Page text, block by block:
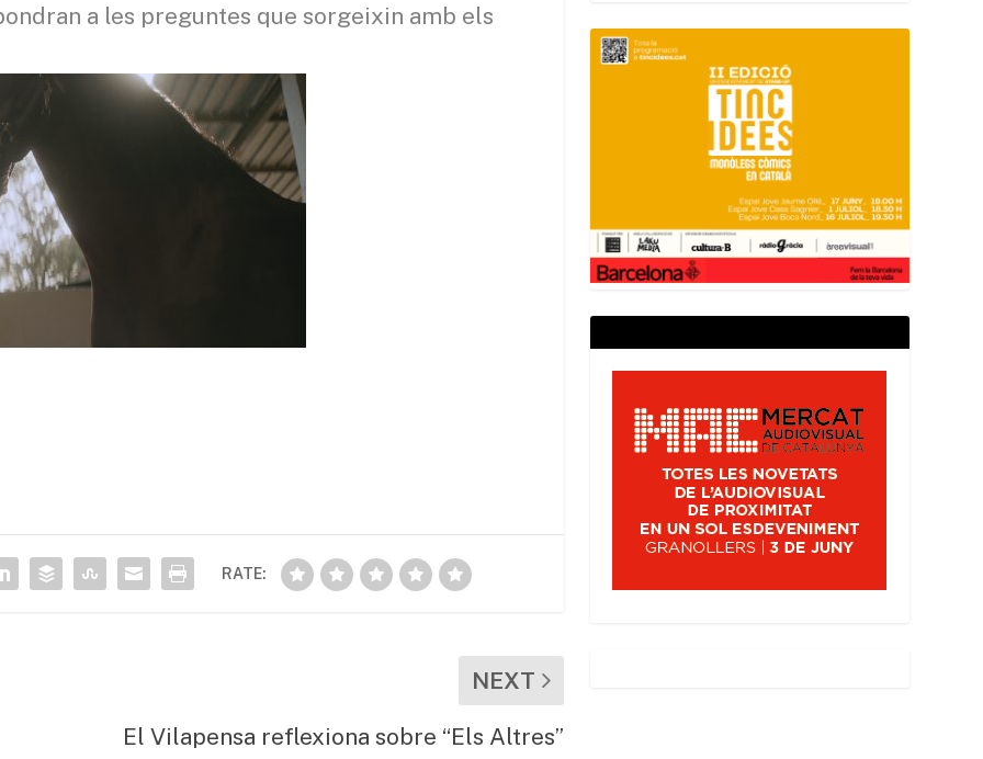
a les preguntes que sorgeixin amb els
RATE:
NEXT
El Vilapensa reflexiona sobre “Els Altres”